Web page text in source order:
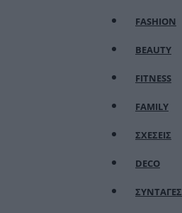
FASHION
BEAUTY
FITNESS
FAMILY
ΣΧΕΣΕΙΣ
DECO
ΣΥΝΤΑΓΕΣ